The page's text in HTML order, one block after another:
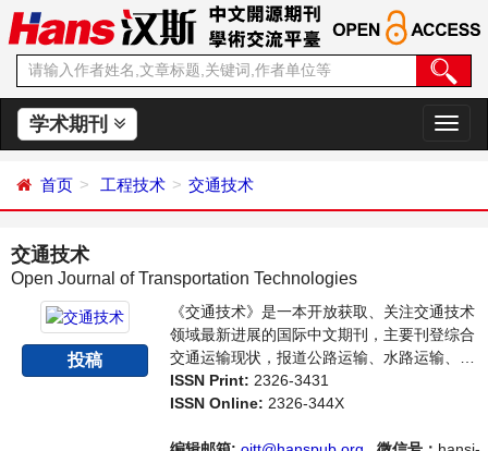
学术期刊
切
换
首页 工程技术 交通技术
交通技术
Open Journal of Transportation Technologies
投稿
《交通技术》是一本开放获取、关注交通技术
领域最新进展的国际中文期刊，主要刊登综合
交通运输现状，报道公路运输、水路运输、运
输工程、交通规划与管理实践方面的学术进展
和发展动态。本刊支持思想创新、学术创新，
ISSN Print: 2326-3431
ISSN Online: 2326-344X